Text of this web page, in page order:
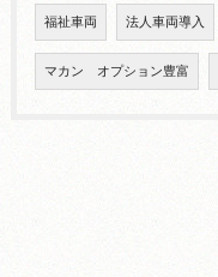
福祉車両 法人車両導入
マカン オプション豊富